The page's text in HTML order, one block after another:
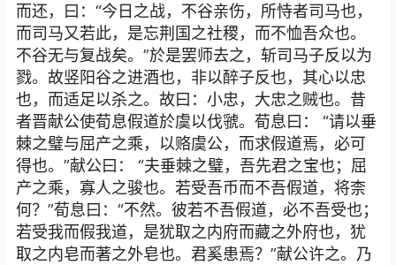
而还，曰：“今日之战，不谷亲伤，所恃者司马也，
而司马又若此，是忘荆国之社稷，而不恤吾众也。
不谷无与复战矣。”於是罢师去之，斩司马子反以为
戮。故竖阳谷之进酒也，非以醉子反也，其心以忠
也，而适足以杀之。故曰：小忠，大忠之贼也。昔
者晋献公使荀息假道於虞以伐虢。荀息曰： “请以垂
棘之璧与屈产之乘，以赂虞公，而求假道焉，必可
得也。”献公曰： “夫垂棘之璧，吾先君之宝也；屈
产之乘，寡人之骏也。若受吾币而不吾假道，将柰
何？”荀息曰：“不然。彼若不吾假道，必不吾受也；
若受我而假我道，是犹取之内府而藏之外府也，犹
取之内皂而著之外皂也。君奚患焉？”献公许之。乃